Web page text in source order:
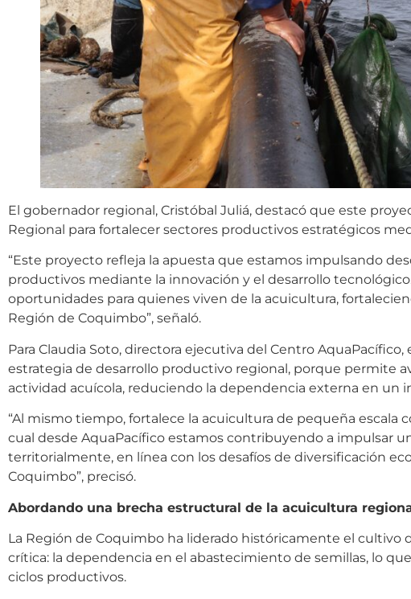
El gobernador regional, Cristóbal Juliá, destacó que este
Regional para fortalecer sectores productivos estratégicos
“Este proyecto refleja la apuesta que estamos impulsando
productivos mediante la innovación y el desarrollo
oportunidades para quienes viven de la acuicultura,
Región de Coquimbo”, señaló.
Para Claudia Soto, directora ejecutiva del Centro
estrategia de desarrollo productivo regional, porque permite
actividad acuícola, reduciendo la dependencia externa en un
“Al mismo tiempo, fortalece la acuicultura de pequeña escala
cual desde AquaPacífico estamos contribuyendo a impulsar
territorialmente, en línea con los desafíos de diversificación
Coquimbo”, precisó.
Abordando una brecha estructural de la acuicultura
La Región de Coquimbo ha liderado históricamente el
crítica: la dependencia en el abastecimiento de semillas, lo
ciclos productivos.